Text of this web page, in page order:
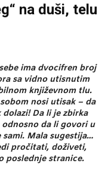
na duši, telu
ima dvocifren broj
sa vidno utisnutim
književnom tlu.
nosi utisak – da
Da li je zbirka
odnosno da li govori u
Mala sugestija…
pročitati, doživeti,
poslednje stranice.